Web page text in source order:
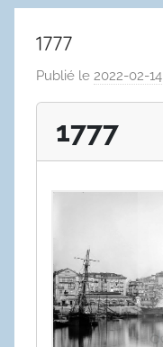
1777
Publié le 2022-02-14
1777